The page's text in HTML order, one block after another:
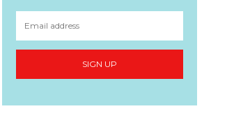
SIGN UP